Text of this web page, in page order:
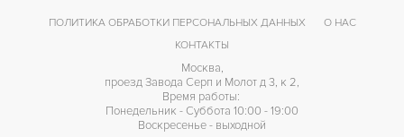
ПОЛИТИКА ОБРАБОТКИ ПЕРСОНАЛЬНЫХ ДАННЫХ
О НАС
КОНТАКТЫ
Москва,
проезд Завода Серп и Молот д 3, к 2,
Время работы:
Понедельник - Суббота 10:00 - 19:00
Воскресенье - выходной